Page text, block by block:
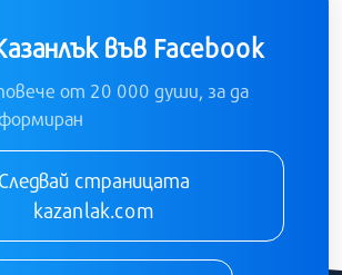
във Facebook
от 20 000 души, за да
Следвай страницата
kazanlak.com